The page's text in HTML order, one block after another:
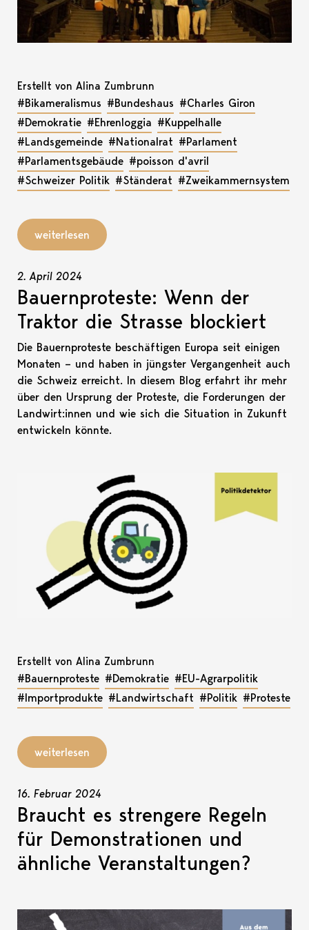
Erstellt von Alina Zumbrunn
#Bikameralismus #Bundeshaus #Charles Giron
#Demokratie #Ehrenloggia #Kuppelhalle
#Landsgemeinde #Nationalrat #Parlament
#Parlamentsgebäude #poisson d'avril
#Schweizer Politik #Ständerat #Zweikammernsystem
weiterlesen
2. April 2024
Bauernproteste: Wenn der
Traktor die Strasse blockiert
Die Bauernproteste beschäftigen Europa seit einigen
Monaten – und haben in jüngster Vergangenheit auch
die Schweiz erreicht. In diesem Blog erfahrt ihr mehr
über den Ursprung der Proteste, die Forderungen der
Landwirt:innen und wie sich die Situation in Zukunft
entwickeln könnte.
Erstellt von Alina Zumbrunn
#Bauernproteste #Demokratie #EU-Agrarpolitik
#Importprodukte #Landwirtschaft #Politik #Proteste
weiterlesen
16. Februar 2024
Braucht es strengere Regeln
für Demonstrationen und
ähnliche Veranstaltungen?